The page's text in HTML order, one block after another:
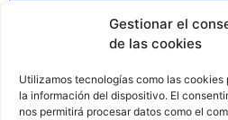
Gestionar el
de las cookies
Utilizamos tecnologías como las cookies
la información del dispositivo. El
nos permitirá procesar datos como el